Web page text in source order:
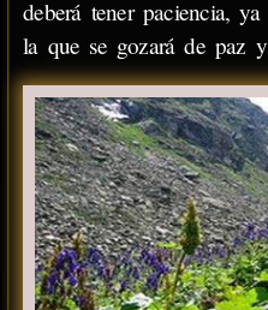
deberá tener paciencia,
la que se gozará de paz